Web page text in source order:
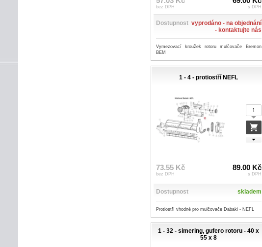
bez DPH s DPH
Dostupnost vyprodáno - na objednání
- kontaktujte nás
Vymezovací kroužek rotoru mulčovače Bremon
BEM
1 - 4 - protiostří NEFL
73.55 Kč
bez DPH
89.00 Kč
s DPH
Dostupnost skladem
Protiostří vhodné pro mulčovače Dabaki - NEFL
1 - 32 - simering, gufero rotoru - 40 x
55 x 8